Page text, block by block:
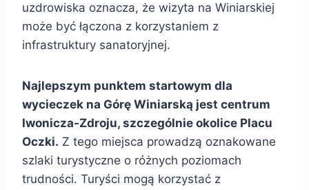
uzdrowiska oznacza, że wizyta na Winiarskiej
może być łączona z korzystaniem z
infrastruktury sanatoryjnej.
Najlepszym punktem startowym dla
wycieczek na Górę Winiarską jest centrum
Iwonicza-Zdroju, szczególnie okolice Placu
Oczki. Z tego miejsca prowadzą oznakowane
szlaki turystyczne o różnych poziomach
trudności. Turyści mogą korzystać z